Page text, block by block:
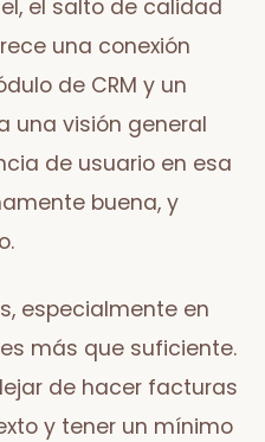
el salto de calidad
una conexión
de CRM y un
una visión general
de usuario en esa
buena, y
especialmente en
más que suficiente.
de hacer facturas
y tener un mínimo